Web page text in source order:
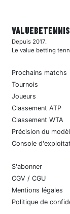
VALUEBETENNIS
Depuis 2017.
Le value betting
Prochains matchs
Tournois
Joueurs
Classement ATP
Classement WTA
Précision du
Console
S'abonner
CGV / CGU
Mentions légales
Politique de